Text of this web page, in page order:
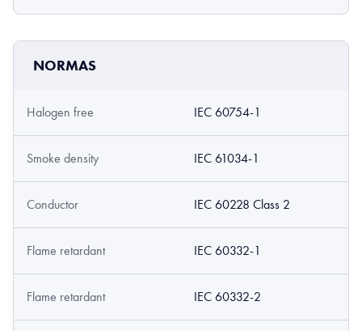
NORMAS
Halogen free IEC 60754-1
Smoke density IEC 61034-1
Conductor IEC 60228 Class 2
Flame retardant IEC 60332-1
Flame retardant IEC 60332-2